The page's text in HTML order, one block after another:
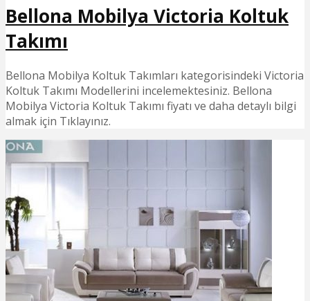
Bellona Mobilya Victoria Koltuk
Takımı
Bellona Mobilya Koltuk Takımları kategorisindeki Victoria
Koltuk Takımı Modellerini incelemektesiniz. Bellona
Mobilya Victoria Koltuk Takımı fiyatı ve daha detaylı bilgi
almak için Tıklayınız.